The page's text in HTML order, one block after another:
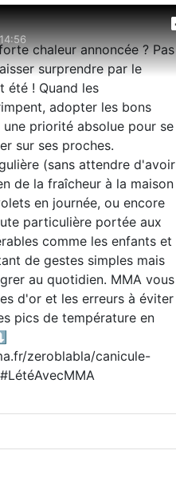
chaleur annoncée ? Pas
surprendre par le
été ! Quand les
adopter les bons
priorité absolue pour se
sur ses proches.
(sans attendre d'avoir
de la fraîcheur à la maison
en journée, ou encore
particulière portée aux
comme les enfants et
de gestes simples mais
au quotidien. MMA vous
d'or et les erreurs à éviter
pics de température en
zeroblabla/canicule-